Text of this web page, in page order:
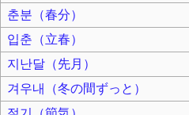
춘분（春分）
입춘（立春）
지난달（先月）
겨우내（冬の間ずっと）